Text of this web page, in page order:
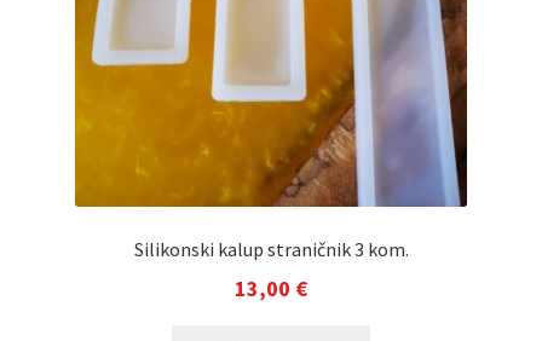
Silikonski kalup straničnik 3 kom.
13,00 €